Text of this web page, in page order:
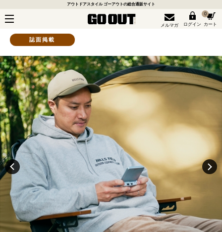
アウトドアスタイル ゴーアウトの総合通販サイト
メルマガ ログイン
0
カート
誌面掲載